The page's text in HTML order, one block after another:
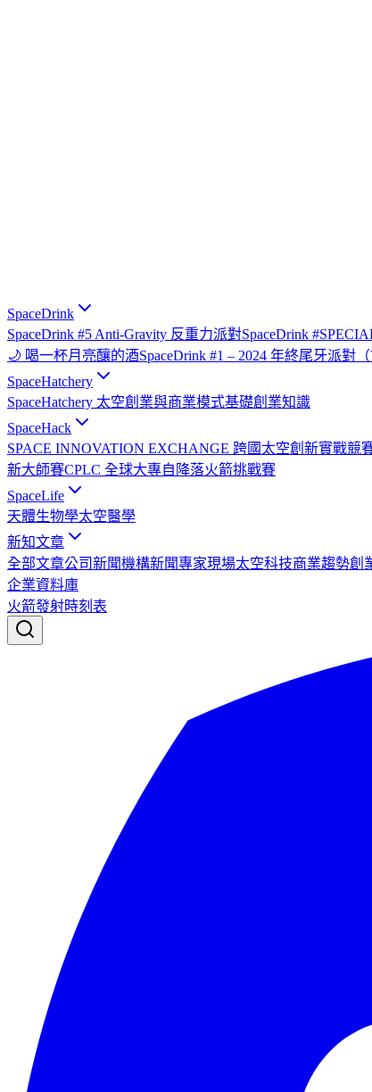
SpaceDrink
SpaceDrink #5 Anti-Gravity 反重力派對SpaceDrink
🌙 喝一杯月亮釀的酒SpaceDrink #1 – 2024 年終尾牙派對
SpaceHatchery
SpaceHatchery 太空創業與商業模式基礎創業知識
SpaceHack
SPACE INNOVATION EXCHANGE 跨國太空創新實戰競
新大師賽CPLC 全球大專自降落火箭挑戰賽
SpaceLife
天體生物學太空醫學
新知文章
全部文章公司新聞機構新聞專家現場太空科技商業趨勢創
企業資料庫
火箭發射時刻表